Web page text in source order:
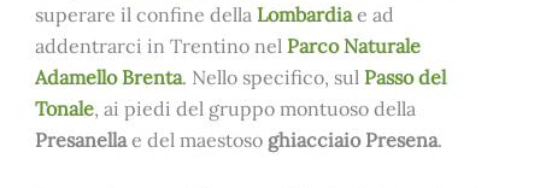
superare il confine della Lombardia e ad
addentrarci in Trentino nel Parco Naturale
Adamello Brenta. Nello specifico, sul Passo del
Tonale, ai piedi del gruppo montuoso della
Presanellae del maestoso ghiacciaio Presena.